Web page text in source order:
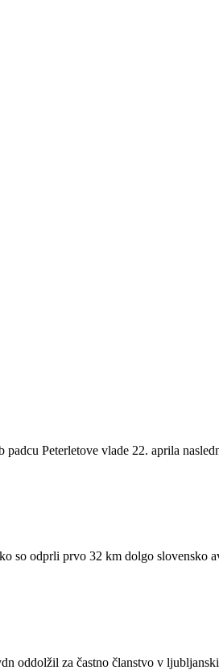
Peterletove vlade 22. aprila
so odprli prvo 32 km dolgo slovensko
oddolžil za častno članstvo v